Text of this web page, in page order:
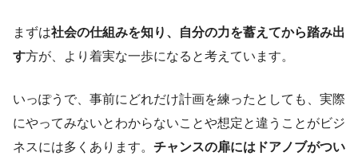
まずは社会の仕組みを知り、自分の力を蓄えてから踏み出
す方が、より着実な一歩になると考えています。
いっぽうで、事前にどれだけ計画を練ったとしても、実際
にやってみないとわからないことや想定と違うことがビジ
ネスには多くあります。 チャンスの扉にはドアノブがつい